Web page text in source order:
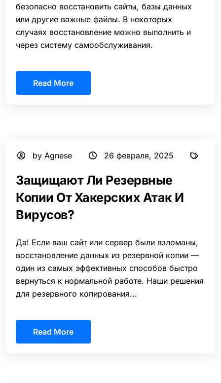
безопасно восстановить сайты, базы данных
или другие важные файлы. В некоторых
случаях восстановление можно выполнить и
через систему самообслуживания.
Read More
by Agnese 26 февраля, 2025
Защищают Ли Резервные
Копии От Хакерских Атак И
Вирусов?
Да! Если ваш сайт или сервер были взломаны,
восстановление данных из резервной копии —
один из самых эффективных способов быстро
вернуться к нормальной работе. Наши решения
для резервного копирования...
Read More